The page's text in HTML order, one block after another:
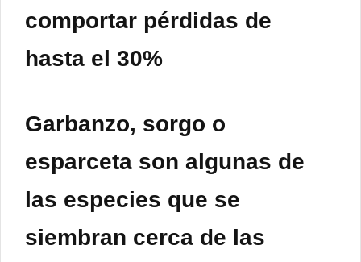
comportar pérdidas de
hasta el 30%
Garbanzo, sorgo o
esparceta son algunas de
las especies que se
siembran cerca de las